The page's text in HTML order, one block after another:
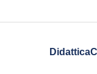
Didattica